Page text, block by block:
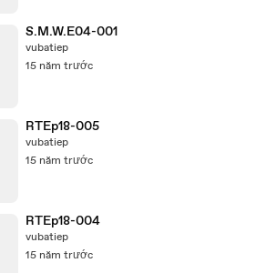
S.M.W.E04-001
vubatiep
15 năm trước
RTEp18-005
vubatiep
15 năm trước
RTEp18-004
vubatiep
15 năm trước